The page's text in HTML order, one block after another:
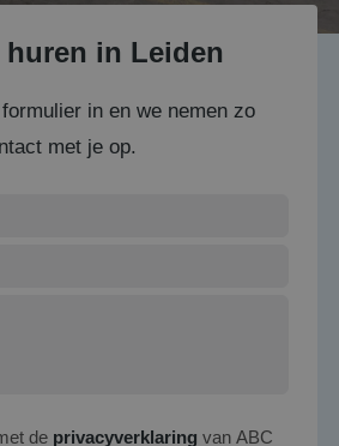
huren in Leiden
in en we nemen zo
met je op.
de privacyverklaring van ABC